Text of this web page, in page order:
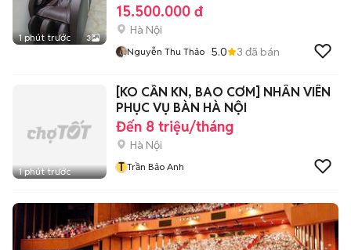
1 phút trước 3
15.500.000 đ
Hà Nội
Nguyễn Thu Thảo 5.0 3 đã bán
1 phút trước
[KO CẦN KN, BAO CƠM] NHÂN VIÊN
PHỤC VỤ BÀN HÀ NỘI
Đến 8 triệu/tháng
Hà Nội
T Trần Bảo Anh